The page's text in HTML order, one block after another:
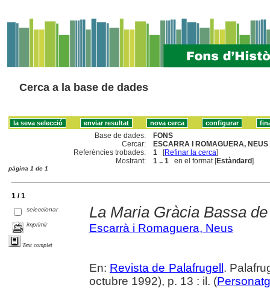
Cerca a la base de dades
Base de dades:
FONS
Cercar:
ESCARRA I ROMAGUERA,
Referències trobades:
1 [Refinar la cerca]
Mostrant:
1 .. 1 en el format [Estàndard]
pàgina 1 de 1
1 / 1
seleccionar
imprimir
Text complet
La Maria Gràcia Bassa
Escarrà i Romaguera, Neus
En: Revista de Palafrugell .
octubre 1992), p. 13 : il. (